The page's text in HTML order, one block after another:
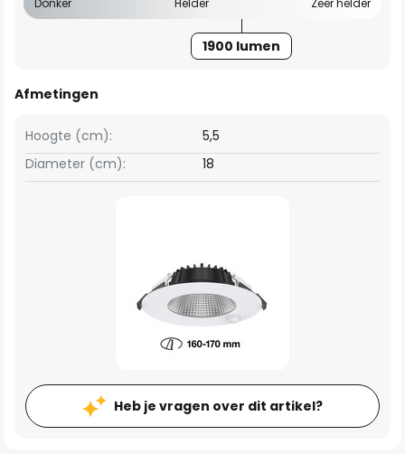
Donker Helder Zeer helder
1900 lumen
Afmetingen
Hoogte (cm):
5,5
Diameter (cm):
18
Heb je vragen over dit artikel?